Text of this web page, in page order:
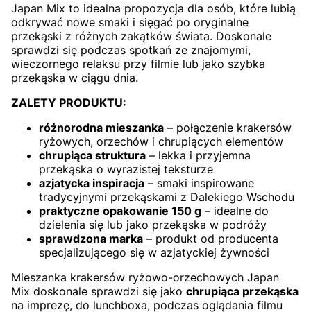
Japan Mix to idealna propozycja dla osób, które lubią
odkrywać nowe smaki i sięgać po oryginalne
przekąski z różnych zakątków świata. Doskonale
sprawdzi się podczas spotkań ze znajomymi,
wieczornego relaksu przy filmie lub jako szybka
przekąska w ciągu dnia.
ZALETY PRODUKTU:
różnorodna mieszanka – połączenie krakersów
ryżowych, orzechów i chrupiących elementów
chrupiąca struktura – lekka i przyjemna
przekąska o wyrazistej teksturze
azjatycka inspiracja – smaki inspirowane
tradycyjnymi przekąskami z Dalekiego Wschodu
praktyczne opakowanie 150 g – idealne do
dzielenia się lub jako przekąska w podróży
sprawdzona marka – produkt od producenta
specjalizującego się w azjatyckiej żywności
Mieszanka krakersów ryżowo-orzechowych Japan
Mix doskonale sprawdzi się jako chrupiąca przekąska
na imprezę, do lunchboxa, podczas oglądania filmu